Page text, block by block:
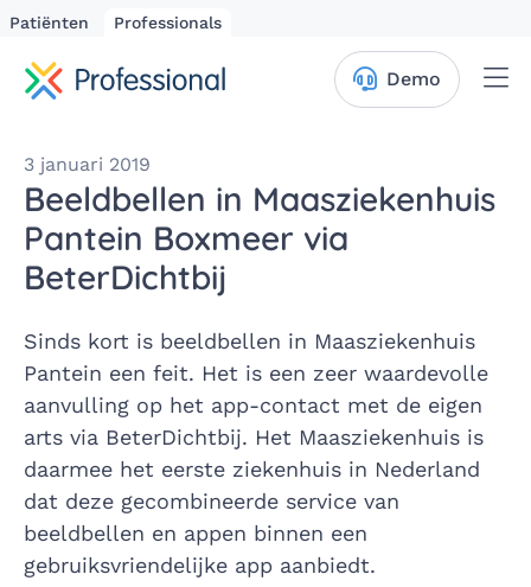
Patiënten Professionals
Demo
3 januari 2019
Beeldbellen in Maasziekenhuis
Pantein Boxmeer via
BeterDichtbij
Sinds kort is beeldbellen in Maasziekenhuis
Pantein een feit. Het is een zeer waardevolle
aanvulling op het app-contact met de eigen
arts via BeterDichtbij. Het Maasziekenhuis is
daarmee het eerste ziekenhuis in Nederland
dat deze gecombineerde service van
beeldbellen en appen binnen een
gebruiksvriendelijke app aanbiedt.